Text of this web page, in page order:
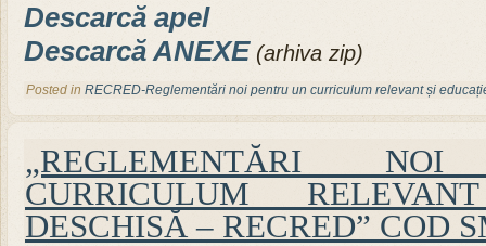
Descarcă apel
Descarcă ANEXE (arhiva zip)
Posted in RECRED-Reglementări noi pentru un curriculum relevant și
„REGLEMENTĂRI
CURRICULUM
DESCHISĂ – RECRED” COD